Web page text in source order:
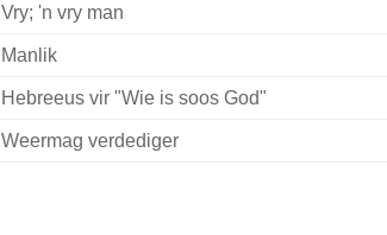
Vry; 'n vry man
Manlik
Hebreeus vir "Wie is soos God"
Weermag verdediger